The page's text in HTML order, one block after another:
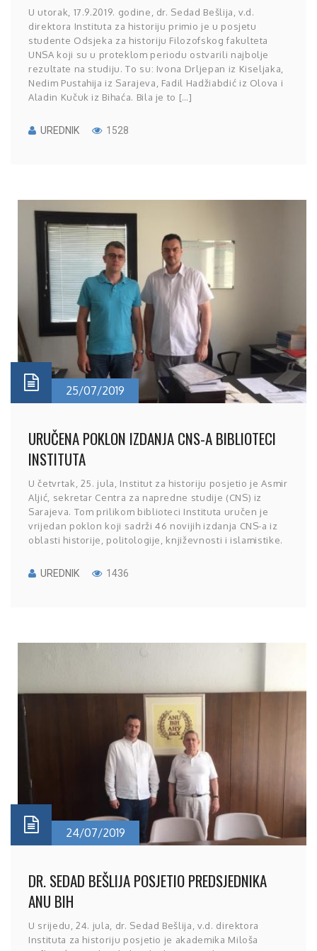
U utorak, 17.9.2019. godine, dr. Sedad Bešlija, v.d.
direktora Instituta za historiju primio je u posjetu
studente Odsjeka za historiju Filozofskog fakulteta
UNSA koji su u proteklom periodu ostvarili najbolje
rezultate na studiju. To su: Ivona Drljepan iz Kiseljaka,
Nedim Pustahija iz Sarajeva, Fadil Hadžiabdić iz Olova i
Aladin Kučuk iz Bihaća. Bila je to […]
UREDNIK 1528
25/07/2019
URUČENA POKLON IZDANJA CNS-A BIBLIOTECI
INSTITUTA
U četvrtak, 25. jula, Institut za historiju posjetio je Asmir
Aljić, sekretar Centra za napredne studije (CNS) iz
Sarajeva. Tom prilikom biblioteci Instituta uručen je
vrijedan poklon koji sadrži 46 novijih izdanja CNS-a iz
oblasti historije, politologije, književnosti i islamistike.
UREDNIK 1436
24/07/2019
DR. SEDAD BEŠLIJA POSJETIO PREDSJEDNIKA
ANU BIH
U srijedu, 24. jula, dr. Sedad Bešlija, v.d. direktora
Instituta za historiju posjetio je akademika Miloša